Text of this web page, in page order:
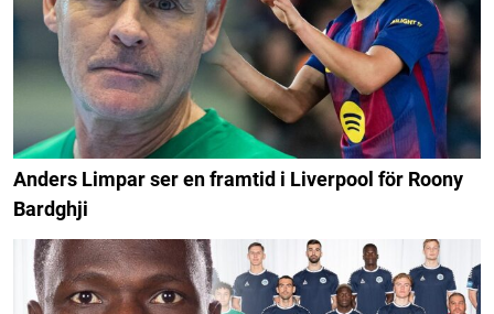
Anders Limpar ser en framtid i Liverpool för Roony
Bardghji